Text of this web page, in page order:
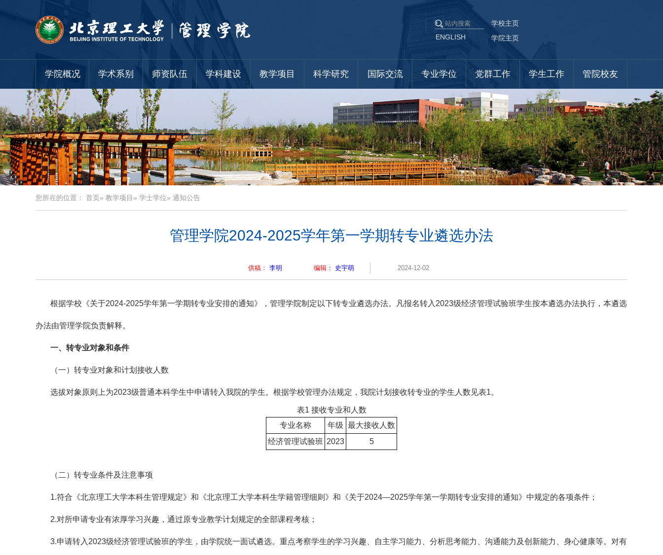
ENGLISH
学校主页
学院主页
学院概况 学术系别 师资队伍 学科建设 教学项目 科学研究 国际交流 专业学位 党群工作 学生工作 管院校友
您所在的位置： 首页» 教学项目 » 学士学位» 通知公告
管理学院2024-2025学年第一学期转专业遴选办法
供稿： 李明 编辑： 史宇萌 2024-12-02
根据学校《关于2024-2025学年第一学期转专业安排的通知》，管理学院制定以下转专业遴选办法。凡报名转入2023级经济管理试验班学生按本遴选办法执行，本遴选
办法由管理学院负责解释。
一、 转专业对象和条件
（一）转专业对象和计划接收人数
选拔对象原则上为2023级普通本科学生中申请转入我院的学生。根据学校管理办法规定，我院计划接收转专业的学生人数见表1。
表1 接收专业和人数
专业名称
年级 最大接收人数
经济管理试验班 2023 5
（二）转专业条件及注意事项
1.符合《北京理工大学本科生管理规定》和《北京理工大学本科生学籍管理细则》和《关于2024—2025学年第一学期转专业安排的通知》中规定的各项条件；
2.对所申请专业有浓厚学习兴趣，通过原专业教学计划规定的全部课程考核；
3.申请转入2023级经济管理试验班的学生，由学院统一面试遴选。重点考察学生的学习兴趣、自主学习能力、分析思考能力、沟通能力及创新能力、身心健康等。对有